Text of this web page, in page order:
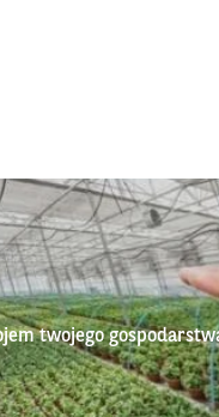
twojego